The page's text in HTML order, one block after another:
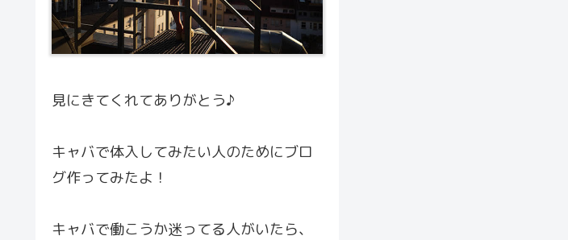
見にきてくれてありがとう♪
キャバで体入してみたい人のためにブロ
グ作ってみたよ！
キャバで働こうか迷ってる人がいたら、